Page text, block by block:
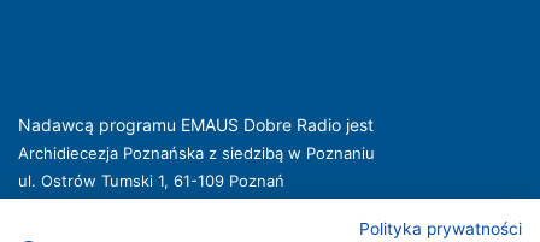
Nadawcą programu EMAUS Dobre Radio jest
Archidiecezja Poznańska z siedzibą w Poznaniu
ul. Ostrów Tumski 1, 61-109 Poznań
Polityka prywatności